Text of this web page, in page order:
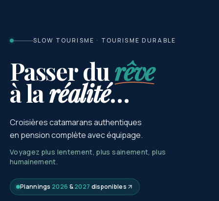
SLOW TOURISME · TOURISME DURABLE
Passer durêve
à laréalité…
Croisières catamarans authentiques
en pension complète avec équipage.
Voyagez plus lentement, plus sainement, plus
humainement.
Plannings 2026 &2027 disponibles